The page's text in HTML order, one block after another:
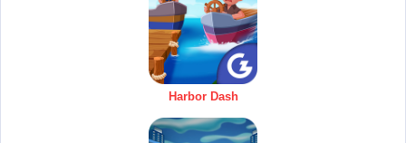
Harbor Dash